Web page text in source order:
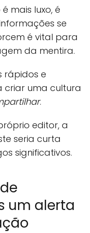
mais luxo, é
se
é vital para
da mentira.
rápidos e
criar uma cultura
.
editor, a
seria curta
significativos.
um alerta